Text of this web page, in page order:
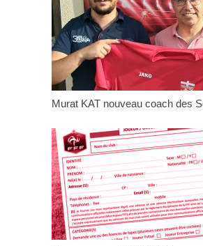
Murat KAT nouveau coach des